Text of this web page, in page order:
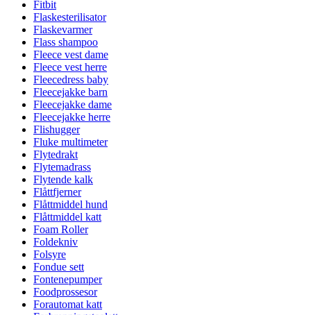
Fitbit
Flaskesterilisator
Flaskevarmer
Flass shampoo
Fleece vest dame
Fleece vest herre
Fleecedress baby
Fleecejakke barn
Fleecejakke dame
Fleecejakke herre
Flishugger
Fluke multimeter
Flytedrakt
Flytemadrass
Flytende kalk
Flåttfjerner
Flåttmiddel hund
Flåttmiddel katt
Foam Roller
Foldekniv
Folsyre
Fondue sett
Fontenepumper
Foodprossesor
Forautomat katt